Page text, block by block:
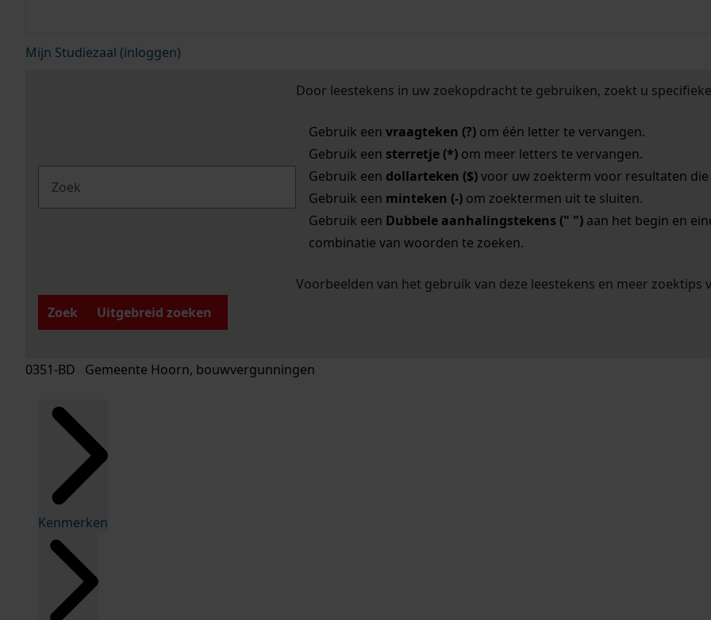
Mijn Studiezaal (inloggen)
Door leestekens in uw zoekopdracht te gebruiken, zoekt u
Gebruik een vraagteken (?)om één letter te vervangen.
Gebruik een sterretje (*)om meer letters te vervangen.
Gebruik een dollarteken ($)voor uw zoekterm voor resultaten die
Gebruik een minteken (-)om zoektermen uit te sluiten.
Gebruik een Dubbele aanhalingstekens (" ")aan het begin en
combinatie van woorden te zoeken.
Voorbeelden van het gebruik van deze leestekens en meer zoektips
Zoek
Uitgebreid zoeken
0351-BD Gemeente Hoorn, bouwvergunningen
Kenmerken